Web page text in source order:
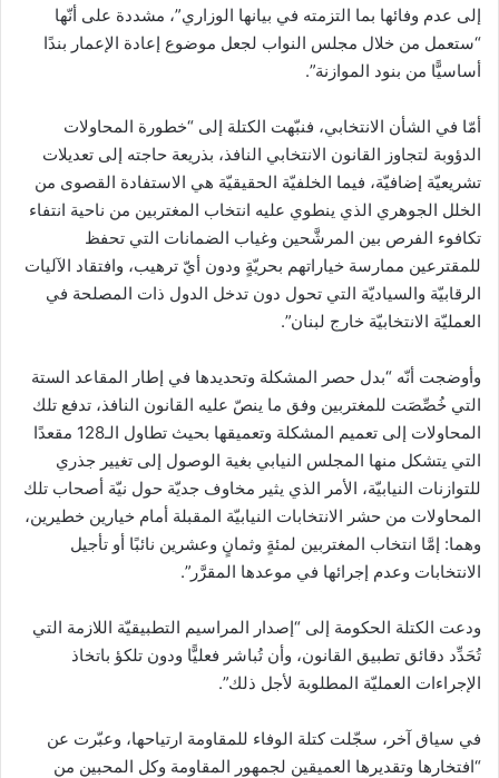
إلى عدم وفائها بما التزمته في بيانها الوزاري”، مشددة على أنّها
“ستعمل من خلال مجلس ‏النواب لجعل موضوع إعادة الإعمار بندًا
أساسيًّا من بنود الموازنة”.
أمّا في الشأن الانتخابي، فنبّهت الكتلة إلى “خطورة المحاولات
الدؤوبة لتجاوز القانون الانتخابي النافذ، بذريعة حاجته ‏إلى تعديلات
تشريعيّة إضافيّة، فيما الخلفيّة الحقيقيّة هي الاستفادة القصوى من
الخلل الجوهري الذي ينطوي عليه ‏انتخاب المغتربين من ناحية انتفاء
تكافوء الفرص بين المرشَّحين وغياب الضمانات التي تحفظ
للمقترعين ممارسة ‏خياراتهم بحريّةٍ ودون أيّ ترهيب، وافتقاد الآليات
الرقابيّة والسياديّة التي تحول دون تدخل الدول ذات المصلحة ‏في
العمليّة الانتخابيّة خارج لبنان”.
وأوضجت أنّه “بدل حصر المشكلة وتحديدها في إطار المقاعد الستة
التي خُصِّصَت للمغتربين ‏وفق ما ينصّ عليه القانون النافذ، تدفع تلك
المحاولات إلى تعميم المشكلة وتعميقها بحيث تطاول الـ128 مقعدًا
‏التي يتشكل منها المجلس النيابي بغية الوصول إلى تغيير جذري
للتوازنات النيابيّة، الأمر الذي يثير مخاوف جديّة ‏حول نيّة أصحاب تلك
المحاولات من حشر الانتخابات النيابيّة المقبلة أمام خيارين خطيرين،
وهما: إمَّا انتخاب ‏المغتربين لمئةٍ وثمانٍ وعشرين نائبًا أو تأجيل
الانتخابات وعدم إجرائها في موعدها المقرَّر”.
ودعت الكتلة الحكومة إلى “إصدار المراسيم التطبيقيّة اللازمة التي
تُحَدِّد دقائق تطبيق القانون، وأن ‏تُباشر فعليًّا ودون تلكؤ باتخاذ
الإجراءات العمليّة المطلوبة لأجل ذلك‎”.
في سياق آخر، سجّلت كتلة الوفاء للمقاومة ارتياحها، وعبّرت عن
“افتخارها وتقديرها العميقين لجمهور المقاومة وكل المحبين من